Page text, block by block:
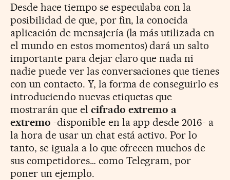
Desde hace tiempo se especulaba con la
posibilidad de que, por fin, la conocida
aplicación de mensajería (la más utilizada en
el mundo en estos momentos) dará un salto
importante para dejar claro que nada ni
nadie puede ver las conversaciones que tienes
con un contacto. Y, la forma de conseguirlo es
introduciendo nuevas etiquetas que
mostrarán que el cifrado extremo a
extremo -disponible en la app desde 2016- a
la hora de usar un chat está activo. Por lo
tanto, se iguala a lo que ofrecen muchos de
sus competidores… como Telegram, por
poner un ejemplo.